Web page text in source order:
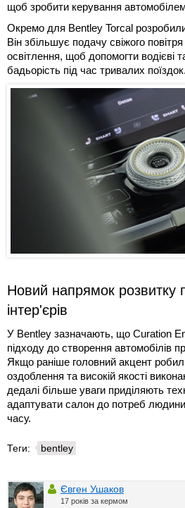
щоб зробити керування
Окремо для Bentley Torcal
Він збільшує подачу свіжого
освітлення, щоб допомогти водієві
бадьорість під час тривалих поїздок.
Новий напрямок розвитку
інтер'єрів
У Bentley зазначають, що Curation
підходу до створення автомобілів
Якщо раніше головний акцент
оздоблення та високій якості
дедалі більше уваги приділяють
адаптувати салон до потреб
часу.
Теги: bentley
Євген Ушаков
17 років за кермом